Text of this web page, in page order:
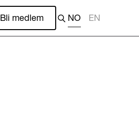
Bli medlem NO EN